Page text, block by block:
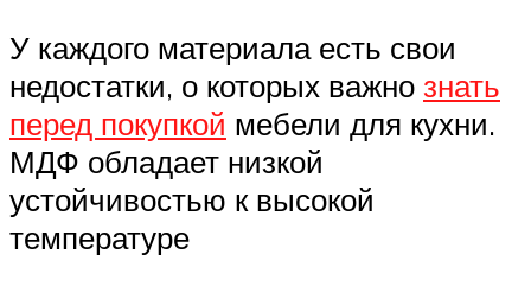
У каждого материала есть свои
недостатки, о которых важно знать
перед покупкой мебели для кухни.
МДФ обладает низкой
устойчивостью к высокой
температуре